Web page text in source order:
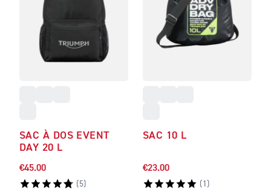
SAC À DOS EVENT
DAY 20 L
€45.00
( 5)
SAC 10 L
€23.00
( 1 )